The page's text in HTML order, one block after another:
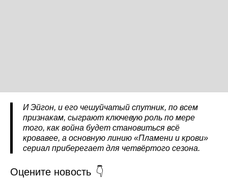
И Эйгон, и его чешуйчатый спутник, по всем
признакам, сыграют ключевую роль по мере
того, как война будет становиться всё
кровавее, а основную линию «Пламени и крови»
сериал приберегает для четвёртого сезона.
Оцените новость